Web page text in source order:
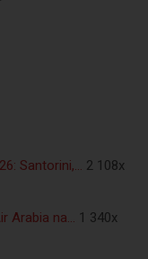
Santorini,… 2 108x
Arabia na… 1 340x